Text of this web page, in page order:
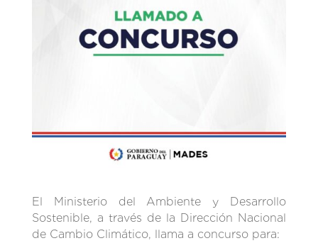
El Ministerio del Ambiente y Desarrollo
Sostenible, a través de la Dirección Nacional
de Cambio Climático, llama a concurso para: